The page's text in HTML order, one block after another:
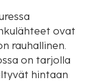
ovat
rauhallinen.
on tarjolla
hintaan